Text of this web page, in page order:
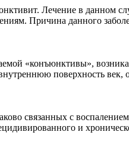
Лечение в данном
Причина данного
«конъюнктивы»,
поверхность
связанных с
и